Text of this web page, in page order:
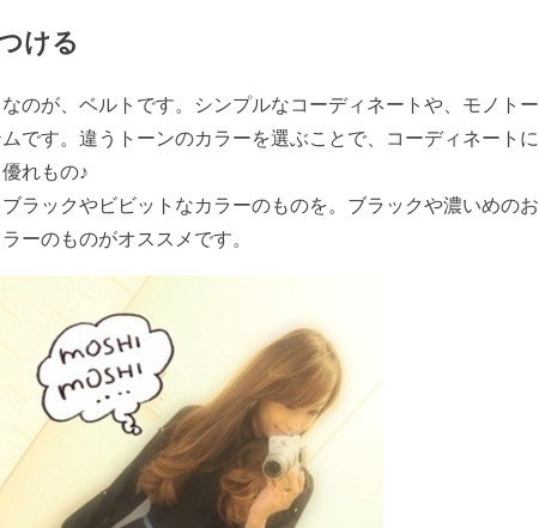
ける
のが、ベルトです。シンプルなコーディネートや、モノトー
です。違うトーンのカラーを選ぶことで、コーディネートに
優れもの♪
ラックやビビットなカラーのものを。ブラックや濃いめのお
ーのものがオススメです。